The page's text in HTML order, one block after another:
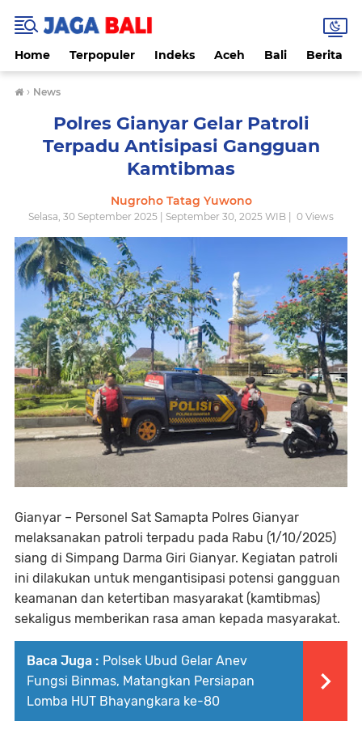
Home Terpopuler Indeks Aceh Bali Berita
› News
Polres Gianyar Gelar Patroli
Terpadu Antisipasi Gangguan
Kamtibmas
Nugroho Tatag Yuwono
Selasa, 30 September 2025 | September 30, 2025 WIB | 0 Views
Gianyar – Personel Sat Samapta Polres Gianyar
melaksanakan patroli terpadu pada Rabu (1/10/2025)
siang di Simpang Darma Giri Gianyar. Kegiatan patroli
ini dilakukan untuk mengantisipasi potensi gangguan
keamanan dan ketertiban masyarakat (kamtibmas)
sekaligus memberikan rasa aman kepada masyarakat.
Baca Juga : Polsek Ubud Gelar Anev
Fungsi Binmas, Matangkan Persiapan
Lomba HUT Bhayangkara ke-80